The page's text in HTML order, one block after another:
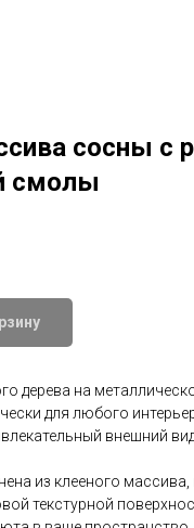
сосны с
смолы
дерева на
для любого
внешний
из клееного
текстурной